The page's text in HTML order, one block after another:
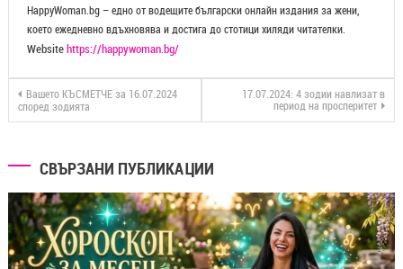
HappyWoman.bg – едно от водещите български онлайн издания за жени,
което ежедневно вдъхновява и достига до стотици хиляди читателки.
Websitehttps://happywoman.bg/
Вашето КЪСМЕТЧЕ за 16.07.2024
според зодията
17.07.2024: 4 зодии навлизат в
период на просперитет
СВЪРЗАНИ ПУБЛИКАЦИИ